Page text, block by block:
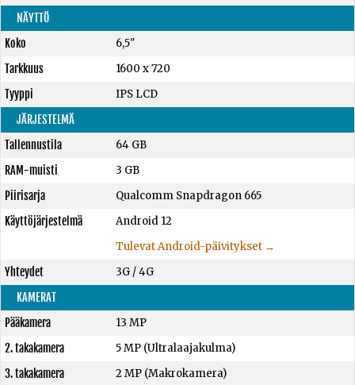
NÄYTTÖ
Koko
6,5"
Tarkkuus
1600 x 720
Tyyppi
IPS LCD
JÄRJESTELMÄ
Tallennustila
64 GB
RAM-muisti
3 GB
Piirisarja
Qualcomm Snapdragon 665
Käyttöjärjestelmä
Android 12
Tulevat Android-päivitykset →
Yhteydet
3G / 4G
KAMERAT
Pääkamera
13 MP
2. takakamera
5 MP (Ultralaajakulma)
3. takakamera
2 MP (Makrokamera)